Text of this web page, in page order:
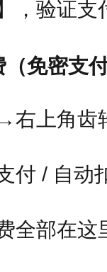
，验证
免密支
右上角齿
付 / 自动
全部在这